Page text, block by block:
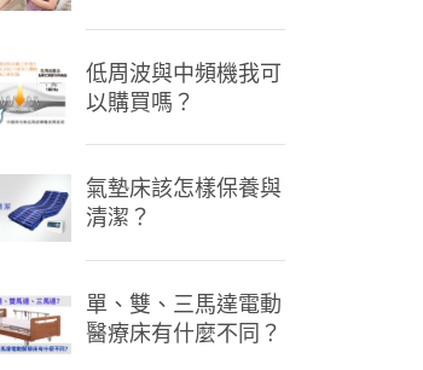
低周波與中頻機我可
以購買嗎？
氣墊床該怎樣保養與
清潔？
單、雙、三馬達電動
醫療床有什麼不同？